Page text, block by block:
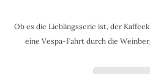
Ob es die Lieblingsserie ist, der
eine Vespa-Fahrt durch die